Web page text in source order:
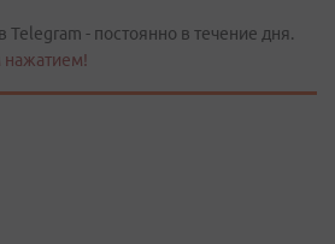
Telegram - постоянно в течение дня.
нажатием!